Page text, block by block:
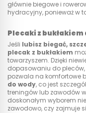
głównie biegowe i
hydracyjny, ponieważ w
Plecaki z
Jeśli lubisz biegać,
plecak z bukłakiem
towarzyszem. Dzięki
dopasowaniu do
pozwala na komfortowe
do wody, co jest
treningów lub zawodów
doskonałym wyborem
zawodowo, czy zajmuje